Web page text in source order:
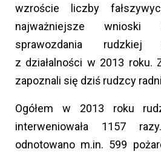
wzroście liczby
najważniejsze wnioski
sprawozdania rudzkiej
z działalności w 2013 roku.
zapoznali się dziś rudzcy
Ogółem w 2013 roku
interweniowała 1157
odnotowano m.in. 599